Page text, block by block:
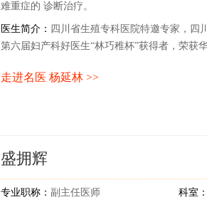
难重症的 诊断治疗。
医生简介： 四川省生殖专科医院特邀专家，四
第六届妇产科好医生“林巧稚杯”获得者，荣获
走进名医 杨延林 >>
盛拥辉
专业职称： 副主任医师 科室：